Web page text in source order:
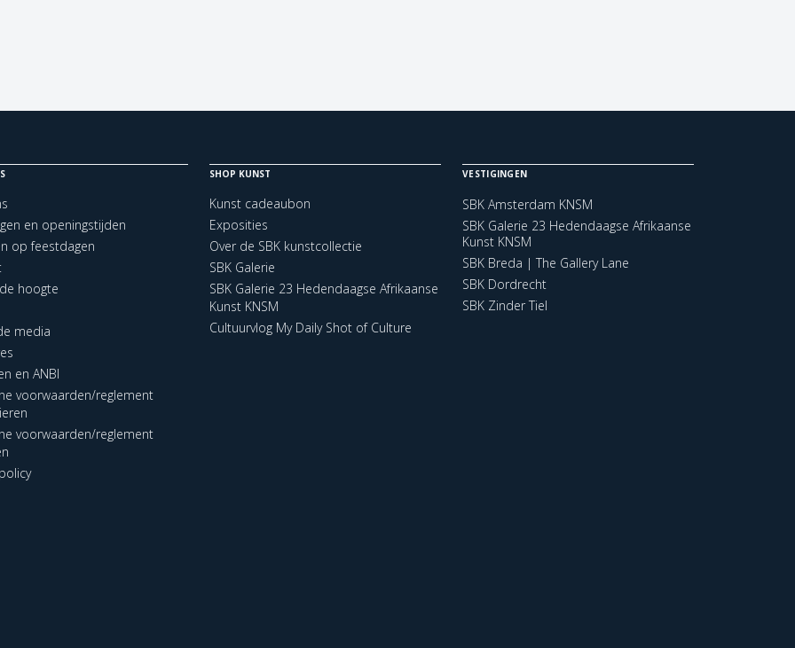
en openingstijden
op feestdagen
hoogte
media
en ANBI
voorwaarden/reglement
voorwaarden/reglement
SHOP KUNST
Kunst cadeaubon
Exposities
Over de SBK kunstcollectie
SBK Galerie
SBK Galerie 23 Hedendaagse Afrikaanse
Kunst KNSM
Cultuurvlog My Daily Shot of Culture
VESTIGINGEN
SBK Amsterdam KNSM
SBK Galerie 23 Hedendaagse Afrikaanse
Kunst KNSM
SBK Breda | The Gallery Lane
SBK Dordrecht
SBK Zinder Tiel